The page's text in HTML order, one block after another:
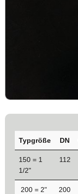
Typgröße DN
150 = 1
1/2"
112
200 = 2" 200